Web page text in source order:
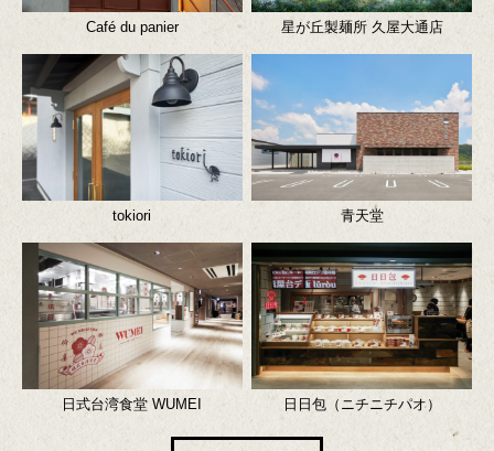
Café du panier 星が丘製麺所 久屋大通店
tokiori 青天堂
日式台湾食堂 WUMEI 日日包（ニチニチパオ）